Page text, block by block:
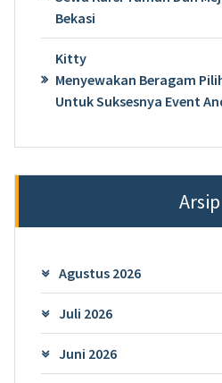
Bekasi
Kitty
Menyewakan Beragam
Untuk Suksesnya Event
Arsip
Agustus 2026
Juli 2026
Juni 2026